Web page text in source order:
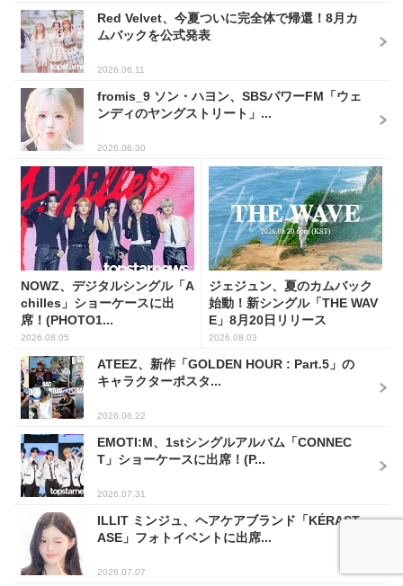
Red Velvet、今夏ついに完全体で帰還！8月カ
ムバックを公式発表
2026.06.11
fromis_9 ソン・ハヨン、SBSパワーFM「ウェ
ンディのヤングストリート」...
2026.06.30
NOWZ、デジタルシングル「A
chilles」ショーケースに出
席！(PHOTO1...
2026.08.05
ジェジュン、夏のカムバック
始動！新シングル「THE WAV
E」8月20日リリース
2026.08.03
ATEEZ、新作「GOLDEN HOUR : Part.5」の
キャラクターポスタ...
2026.06.22
EMOTI:M、1stシングルアルバム「CONNEC
T」ショーケースに出席！(P...
2026.07.31
ILLIT ミンジュ、ヘアケアブランド「KÉRAST
ASE」フォトイベントに出席...
2026.07.07